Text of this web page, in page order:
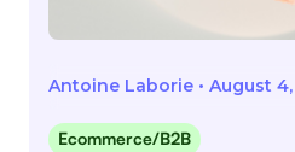
Antoine Laborie • August
Ecommerce/B2B